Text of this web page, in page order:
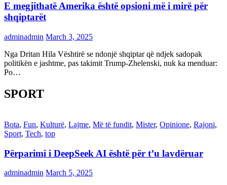
E megjithatë Amerika është opsioni më i mirë për
shqiptarët
adminadmin March 3, 2025
Nga Dritan Hila Vështirë se ndonjë shqiptar që ndjek sadopak
politikën e jashtme, pas takimit Trump-Zhelenski, nuk ka menduar:
Po…
SPORT
Bota, Fun, Kulturë, Lajme, Më të fundit, Mister, Opinione, Rajoni,
Sport, Tech, top
Përparimi i DeepSeek AI është për t’u lavdëruar
adminadmin March 5, 2025